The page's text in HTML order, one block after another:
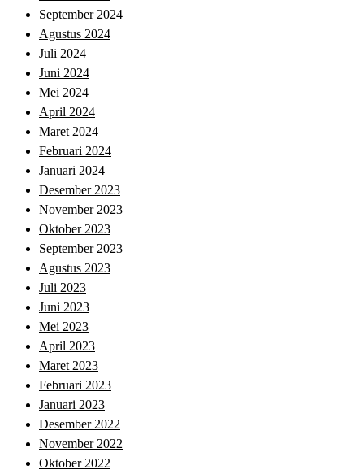
September 2024
Agustus 2024
Juli 2024
Juni 2024
Mei 2024
April 2024
Maret 2024
Februari 2024
Januari 2024
Desember 2023
November 2023
Oktober 2023
September 2023
Agustus 2023
Juli 2023
Juni 2023
Mei 2023
April 2023
Maret 2023
Februari 2023
Januari 2023
Desember 2022
November 2022
Oktober 2022